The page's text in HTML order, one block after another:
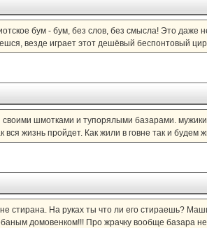
бум - бум, без слов, без смысла! Это даже
везде играет этот дешёвый беспонтовый
шмотками и тупорялыми базарами. мужики
жизнь пройдет. Как жили в говне так и будем
стирана. На руках ты что ли его стираешь?
домовенком!!! Про жрачку вообще базара